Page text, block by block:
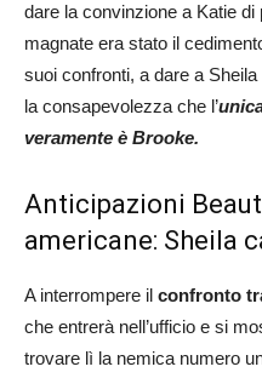
dare la convinzione a Katie
magnate era stato il
suoi confronti, a dare a
la consapevolezza che l’
veramente è Brooke.
Anticipazioni
americane: Sheila
A interrompere il confronto
che entrerà nell’ufficio e si
trovare lì la nemica numero